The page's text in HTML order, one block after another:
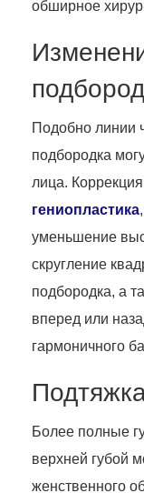
обширное
Подобно линии
подбородка
лица.
гениопластика
уменьшение
скругление
подбородка, а
вперед или
гармоничного
Более полные
верхней губой
женственного